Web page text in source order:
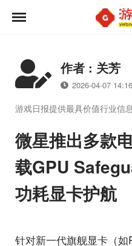
作者 : 关芳
2026-04-07
游戏日报提供最具价值行业信息
微星推出多款
载GPU
功耗显卡护航
针对新一代旗舰显卡（